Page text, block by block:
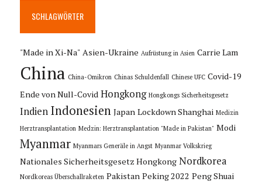
SCHLAGWÖRTER
"Made in Xi-Na" Asien-Ukraine Aufrüstung in Asien Carrie Lam
China China-Omikron Chinas Schuldenfall Chinese UFC Covid-19
Ende von Null-Covid Hongkong Hongkongs Sicherheitsgesetz
Indien Indonesien Japan Lockdown Shanghai Medizin
Herztransplantation Medzin: Herztransplantation "Made in Pakistan" Modi
Myanmar Myanmars Generäle in Angst Myanmar Volkskrieg
Nationales Sicherheitsgesetz Hongkong Nordkorea
Nordkoreas Überschallraketen Pakistan Peking 2022 Peng Shuai